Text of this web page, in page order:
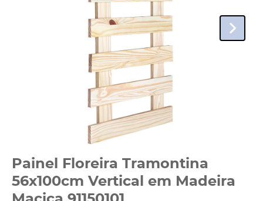
Painel Floreira Tramontina
56x100cm Vertical em Madeira